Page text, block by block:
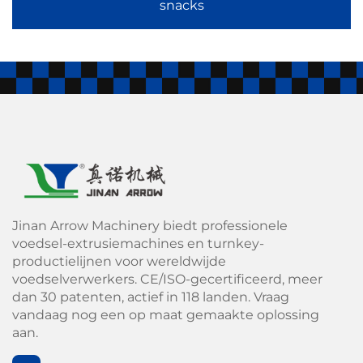
De voedingspoeder-infantbaby-poederproductielijn en de
een gelijkmatige verspreiding van micronutriënten en
ondersteunen productie van gezondheidsgerichte
Verbeterde smaaktoepassing
De automatische notencoatingmachine en de
kruidensystemen binnen de snackproductielijnen zorgen
voor een uniforme coating, verbeterde hechting en
consistente smaak.
End-to-end automatisering
snacks
Jinan Arrow Machinery biedt professionele
voedsel-extrusiemachines en turnkey-
productielijnen voor wereldwijde
voedselverwerkers. CE/ISO-gecertificeerd, meer
dan 30 patenten, actief in 118 landen. Vraag
vandaag nog een op maat gemaakte oplossing
aan.